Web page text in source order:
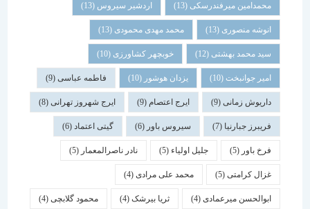
محمدامین میرفندرسکی(13) اردشیر سیروس(13)
انوشه منصوری(13) محمد مهدی محمودی(13)
سید محمد بهشتی(12) خوبچهر کشاورزی(10)
امیر جوانبخت(10) یزدان هوشور(10) فاطمه عباسی(9)
داریوش زمانی(9) ایرج اعتصام(9) ایرج شهروز تهرانی(8)
فریبرز جبارنیا(7) سیروس باور(6) گیتی اعتماد(6)
فرخ باور(5) جلیل اولیاء(5) نادر ناصرالمعمار (5)
غزال کرامتی(5) محمد علی مرادی(4)
ابوالحسن میرعمادی(4) ثریا بیرشک(4) محمود گلابچی(4)